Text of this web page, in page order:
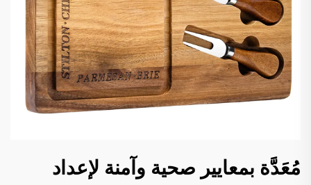
مُعَدَّة بمعايير صحية وآمنة لإعداد